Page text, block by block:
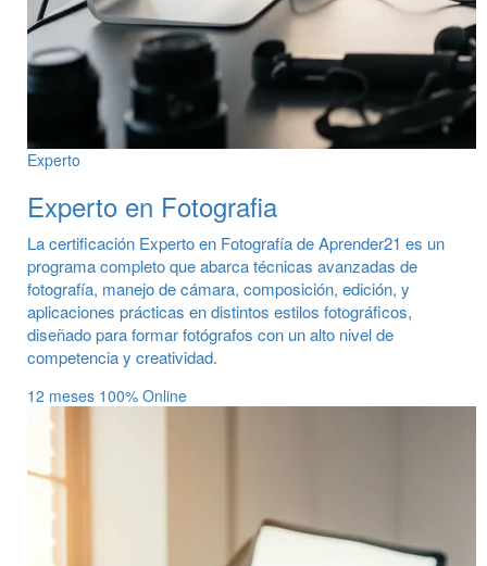
Experto
Experto en Fotografia
La certificación Experto en Fotografía de Aprender21 es un
programa completo que abarca técnicas avanzadas de
fotografía, manejo de cámara, composición, edición, y
aplicaciones prácticas en distintos estilos fotográficos,
diseñado para formar fotógrafos con un alto nivel de
competencia y creatividad.
12 meses 100% Online